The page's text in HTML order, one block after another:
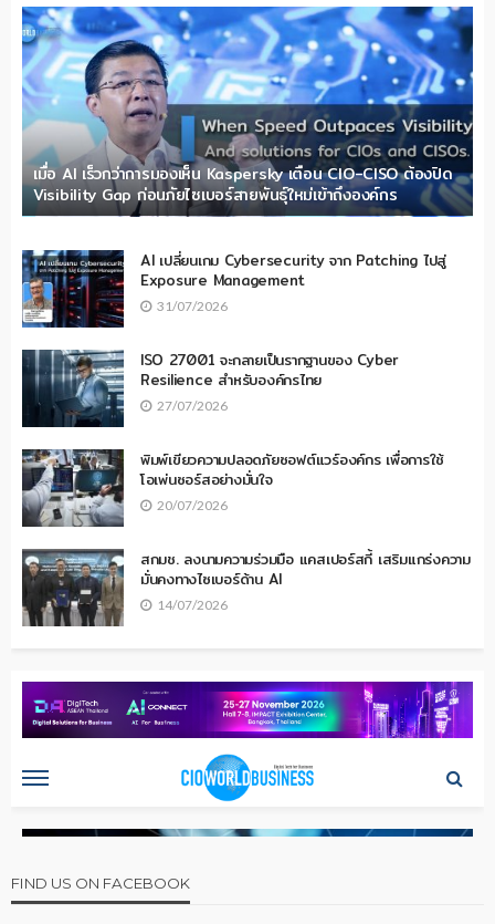
เมื่อ AI เร็วกว่าการมองเห็น Kaspersky เตือน CIO-CISO ต้องปิด
Visibility Gap ก่อนภัยไซเบอร์สายพันธุ์ใหม่เข้าถึงองค์กร
AI เปลี่ยนเกม Cybersecurity จาก Patching ไปสู่
Exposure Management
31/07/2026
ISO 27001 จะกลายเป็นรากฐานของ Cyber
Resilience สำหรับองค์กรไทย
27/07/2026
พิมพ์เขียวความปลอดภัยซอฟต์แวร์องค์กร เพื่อการใช้
โอเพ่นซอร์สอย่างมั่นใจ
20/07/2026
สกมช. ลงนามความร่วมมือ แคสเปอร์สกี้ เสริมแกร่งความ
มั่นคงทางไซเบอร์ด้าน AI
14/07/2026
FIND US ON FACEBOOK